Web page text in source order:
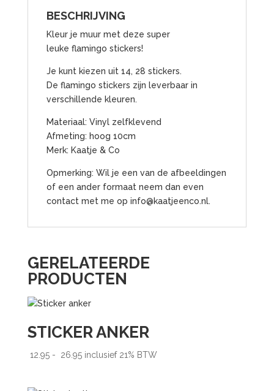
BESCHRIJVING
Kleur je muur met deze super
leuke flamingo stickers!
Je kunt kiezen uit 14, 28 stickers.
De flamingo stickers zijn leverbaar in
verschillende kleuren.
Materiaal: Vinyl zelfklevend
Afmeting: hoog 10cm
Merk: Kaatje & Co
Opmerking: Wil je een van de afbeeldingen
of een ander formaat neem dan even
contact met me op info@kaatjeenco.nl.
GERELATEERDE
PRODUCTEN
STICKER ANKER
12.95 - 26.95Prijsklasse:
inclusief 21% BTW